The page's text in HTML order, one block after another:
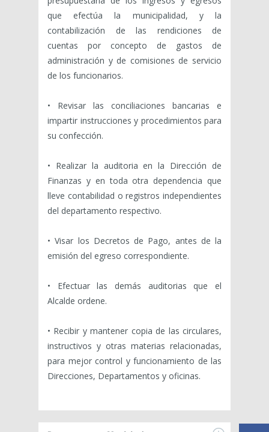
que efectúa la municipalidad, y la
contabilización de las rendiciones de
cuentas por concepto de gastos de
administración y de comisiones de servicio
de los funcionarios.
• Revisar las conciliaciones bancarias e
impartir instrucciones y procedimientos para
su confección.
• Realizar la auditoria en la Dirección de
Finanzas y en toda otra dependencia que
lleve contabilidad o registros independientes
del departamento respectivo.
• Visar los Decretos de Pago, antes de la
emisión del egreso correspondiente.
• Efectuar las demás auditorias que el
Alcalde ordene.
• Recibir y mantener copia de las circulares,
instructivos y otras materias relacionadas,
para mejor control y funcionamiento de las
Direcciones, Departamentos y oficinas.